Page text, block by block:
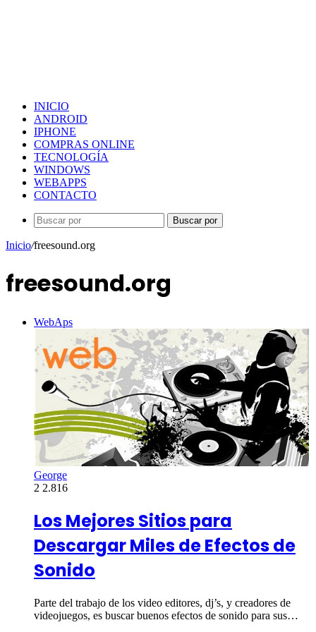
INICIO
ANDROID
IPHONE
COMPRAS ONLINE
TECNOLOGÍA
WINDOWS
WEBAPPS
CONTACTO
Buscar por
Inicio/freesound.org
freesound.org
WebAps
George
2 2.816
Los Mejores Sitios para
Descargar Miles de Efectos de
Sonido
Parte del trabajo de los video editores, dj’s, y creadores de
videojuegos, es buscar buenos efectos de sonido para sus…